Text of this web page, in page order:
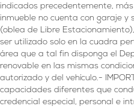
indicados precedentemente,
inmueble no cuenta con garaje y
(oblea de Libre
ser utilizado solo en la cuadra
área que a tal fin disponga el
renovable en las mismas
autorizado y del vehículo.-
capacidades diferentes que
credencial especial, personal e